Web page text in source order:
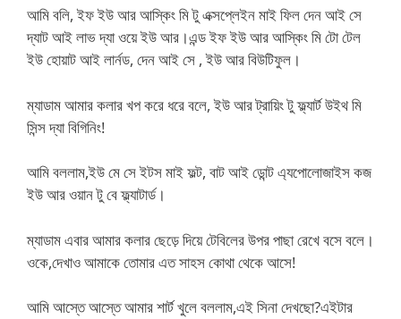
আমি বলি, ইফ ইউ আর আস্কিং মি টু এক্সপ্লেইন মাই ফিল দেন আই সে
দ্যাট আই লাভ দ্যা ওয়ে ইউ আর।এন্ড ইফ ইউ আর আস্কিং মি টো টেল
ইউ হোয়াট আই লার্নড, দেন আই সে , ইউ আর বিউটিফুল।
ম্যাডাম আমার কলার খপ করে ধরে বলে, ইউ আর ট্রায়িং টু ফ্ল্যার্ট উইথ মি
সিন্স দ্যা বিগিনিং!
আমি বললাম,ইউ মে সে ইটস মাই ফল্ট, বাট আই ডোন্ট এ্যপোলোজাইস কজ
ইউ আর ওয়ান টু বে ফ্ল্যাটার্ড।
ম্যাডাম এবার আমার কলার ছেড়ে দিয়ে টেবিলের উপর পাছা রেখে বসে বলে।
ওকে,দেখাও আমাকে তোমার এত সাহস কোথা থেকে আসে!
আমি আস্তে আস্তে আমার শার্ট খুলে বললাম,এই সিনা দেখছো?এইটার